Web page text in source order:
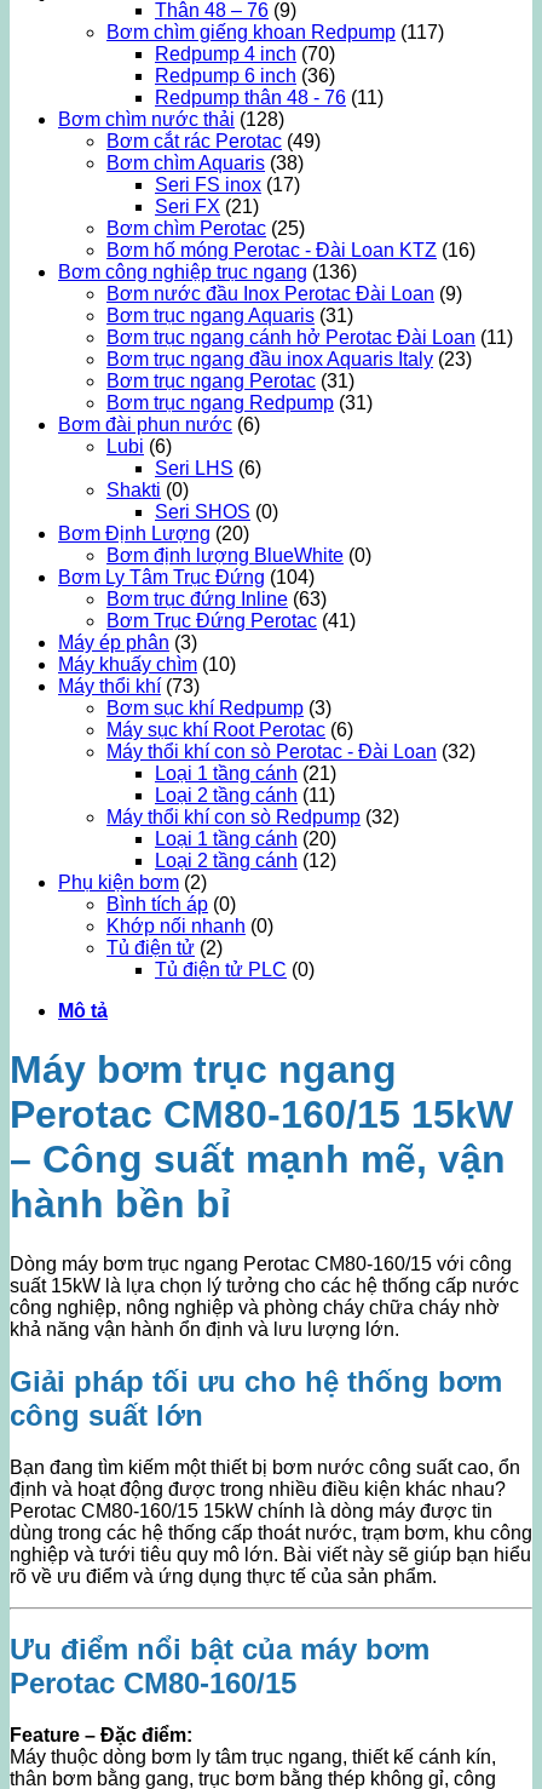
Thân 48 – 76 (9)
Bơm chìm giếng khoan Redpump (117)
Redpump 4 inch (70)
Redpump 6 inch (36)
Redpump thân 48 - 76 (11)
Bơm chìm nước thải (128)
Bơm cắt rác Perotac (49)
Bơm chìm Aquaris (38)
Seri FS inox (17)
Seri FX (21)
Bơm chìm Perotac (25)
Bơm hố móng Perotac - Đài Loan KTZ (16)
Bơm công nghiệp trục ngang (136)
Bơm nước đầu Inox Perotac Đài Loan (9)
Bơm trục ngang Aquaris (31)
Bơm trục ngang cánh hở Perotac Đài Loan (11)
Bơm trục ngang đầu inox Aquaris Italy (23)
Bơm trục ngang Perotac (31)
Bơm trục ngang Redpump (31)
Bơm đài phun nước (6)
Lubi (6)
Seri LHS (6)
Shakti (0)
Seri SHOS (0)
Bơm Định Lượng (20)
Bơm định lượng BlueWhite (0)
Bơm Ly Tâm Trục Đứng (104)
Bơm trục đứng Inline (63)
Bơm Trục Đứng Perotac (41)
Máy ép phân (3)
Máy khuấy chìm (10)
Máy thổi khí (73)
Bơm sục khí Redpump (3)
Máy sục khí Root Perotac (6)
Máy thổi khí con sò Perotac - Đài Loan (32)
Loại 1 tầng cánh (21)
Loại 2 tầng cánh (11)
Máy thổi khí con sò Redpump (32)
Loại 1 tầng cánh (20)
Loại 2 tầng cánh (12)
Phụ kiện bơm (2)
Bình tích áp (0)
Khớp nối nhanh (0)
Tủ điện tử (2)
Tủ điện tử PLC (0)
Mô tả
Máy bơm trục ngang
Perotac CM80-160/15 15kW
– Công suất mạnh mẽ, vận
hành bền bỉ
Dòng máy bơm trục ngang Perotac CM80-160/15 với công
suất 15kW là lựa chọn lý tưởng cho các hệ thống cấp nước
công nghiệp, nông nghiệp và phòng cháy chữa cháy nhờ
khả năng vận hành ổn định và lưu lượng lớn.
Giải pháp tối ưu cho hệ thống bơm
công suất lớn
Bạn đang tìm kiếm một thiết bị bơm nước công suất cao, ổn
định và hoạt động được trong nhiều điều kiện khác nhau?
Perotac CM80-160/15 15kW chính là dòng máy được tin
dùng trong các hệ thống cấp thoát nước, trạm bơm, khu công
nghiệp và tưới tiêu quy mô lớn. Bài viết này sẽ giúp bạn hiểu
rõ về ưu điểm và ứng dụng thực tế của sản phẩm.
Ưu điểm nổi bật của máy bơm
Perotac CM80-160/15
Feature – Đặc điểm:
Máy thuộc dòng bơm ly tâm trục ngang, thiết kế cánh kín,
thân bơm bằng gang, trục bơm bằng thép không gỉ, công